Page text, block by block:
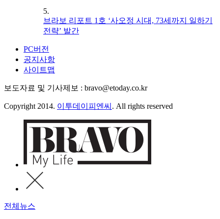
5.
브라보 리포트 1호 ‘사오정 시대, 73세까지 일하기
전략’ 발간
PC버전
공지사항
사이트맵
보도자료 및 기사제보 : bravo@etoday.co.kr
Copyright 2014. 이투데이피엔씨 . All rights reserved
전체뉴스